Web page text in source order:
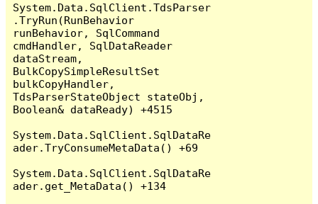
System.Data.SqlClient.TdsParser
.TryRun(RunBehavior
runBehavior, SqlCommand
cmdHandler, SqlDataReader
dataStream,
BulkCopySimpleResultSet
bulkCopyHandler,
TdsParserStateObject stateObj,
Boolean& dataReady) +4515
System.Data.SqlClient.SqlDataRe
ader.TryConsumeMetaData() +69
System.Data.SqlClient.SqlDataRe
ader.get_MetaData() +134